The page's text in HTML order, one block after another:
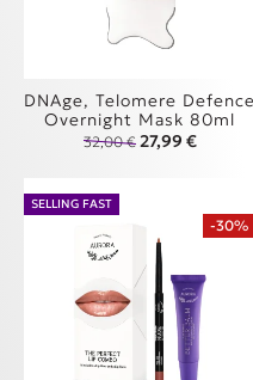
DNAge, Telomere Defence
Overnight Mask 80ml
32,00€ Original price
27,99 €Η
-30%
SELLING FAST